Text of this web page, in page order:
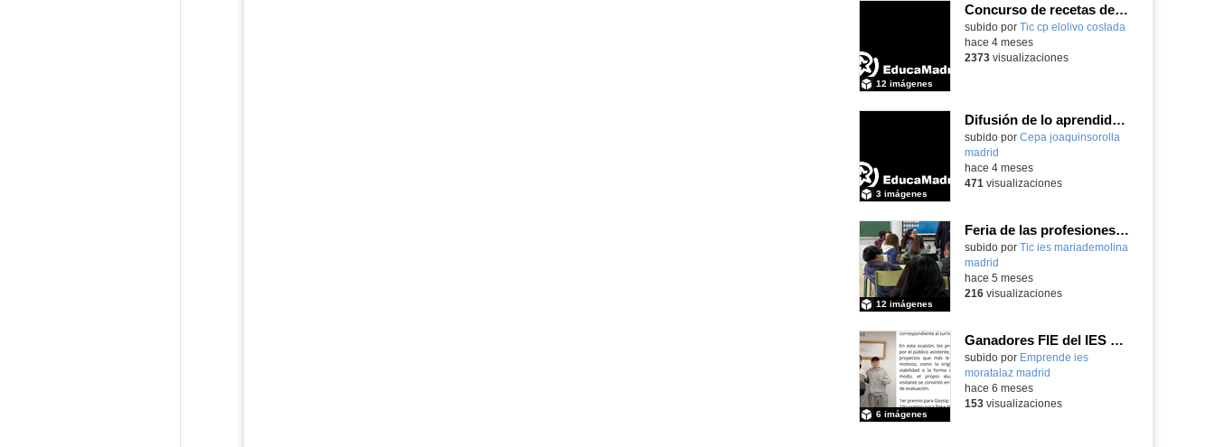
Concurso de recetas de los abuelos CEIP El Olivo 2025/26
subido por Tic cp elolivo coslada
12 imágenes
hace 4 meses
2373visualizaciones
Difusión de lo aprendido en Cursos de Formación Erasmus+ 2025
subido por Cepa joaquinsorolla
madrid
3 imágenes
hace 4 meses
471 visualizaciones
Feria de las profesiones 2026. IES María de Molina
subido por Tic ies mariademolina
madrid
12 imágenes
hace 5 meses
216visualizaciones
Ganadores FIE del IES Moratalaz 2025/26
Contenido educativo.
subido por Emprende ies
moratalaz madrid
6 imágenes
hace 6 meses
153visualizaciones